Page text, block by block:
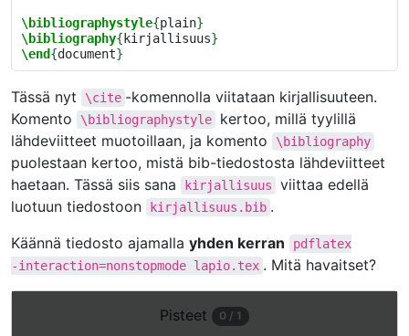
\bibliographystyle{plain}
\bibliography{ kirjallisuus}
\end{document}
Tässä nyt \cite -komennolla viitataan kirjallisuuteen.
Komento
\bibliographystyle
kertoo, millä tyylillä
lähdeviitteet muotoillaan, ja komento
\bibliography
puolestaan kertoo, mistä bib-tiedostosta lähdeviitteet
haetaan. Tässä siis sana
kirjallisuus
viittaa edellä
luotuun tiedostoon
kirjallisuus.bib .
Käännä tiedosto ajamalla yhden kerran
pdflatex
-interaction=nonstopmode lapio.tex . Mitä havaitset?
Pisteet 0 / 1